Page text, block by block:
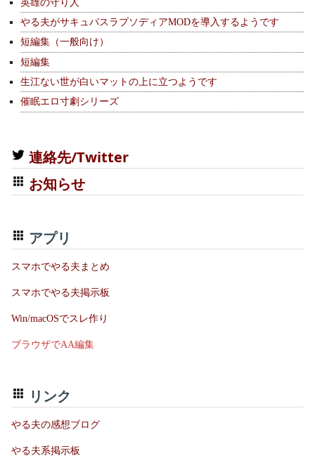
やる夫がサキュバスラプソディアMODを導入するようです
短編集（一般向け）
短編集
生江ない世が白いマットの上に立つようです
催眠エロ寸劇シリーズ
連絡先/Twitter
お知らせ
アプリ
スマホでやる夫まとめ
スマホでやる夫掲示板
Win/macOSでスレ作り
ブラウザでAA編集
リンク
やる夫の感想ブログ
やる夫系掲示板